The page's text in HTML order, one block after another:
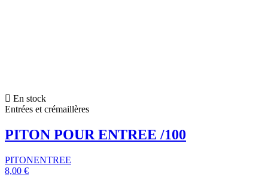
En stock
Entrées et crémaillères
PITON POUR ENTREE /100
PITONENTREE
8,00 €